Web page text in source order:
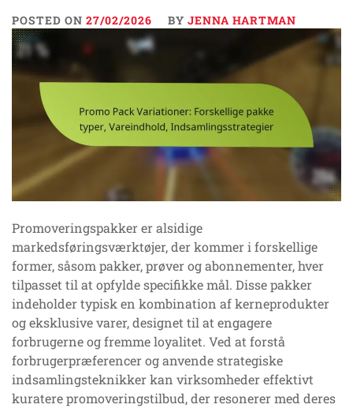
POSTED ON 27/02/2026 BY JENNA HARTMAN
Promoveringspakker er alsidige
markedsføringsværktøjer, der kommer i forskellige
former, såsom pakker, prøver og abonnementer, hver
tilpasset til at opfylde specifikke mål. Disse pakker
indeholder typisk en kombination af kerneprodukter
og eksklusive varer, designet til at engagere
forbrugerne og fremme loyalitet. Ved at forstå
forbrugerpræferencer og anvende strategiske
indsamlingsteknikker kan virksomheder effektivt
kuratere promoveringstilbud, der resonerer med deres